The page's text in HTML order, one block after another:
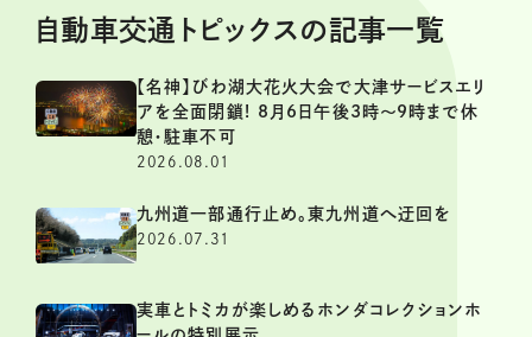
自動車交通トピックスの記事一覧
【名神】びわ湖大花火大会で大津サービスエリ
アを全面閉鎖! 8月6日午後3時～9時まで休
憩・駐車不可
2026.08.01
九州道一部通行止め。東九州道へ迂回を
2026.07.31
実車とトミカが楽しめるホンダコレクションホ